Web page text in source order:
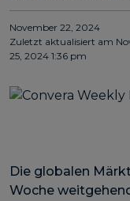
November 22, 2024
Zuletzt aktualisiert am
25, 2024 1:36 pm
Die globalen
Woche